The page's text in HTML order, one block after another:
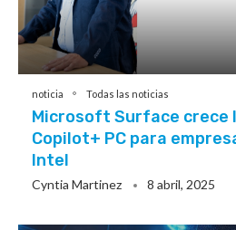
noticia Todas las noticias
Microsoft Surface crece
Copilot+ PC para
Intel
Cyntia Martinez 8 abril, 2025